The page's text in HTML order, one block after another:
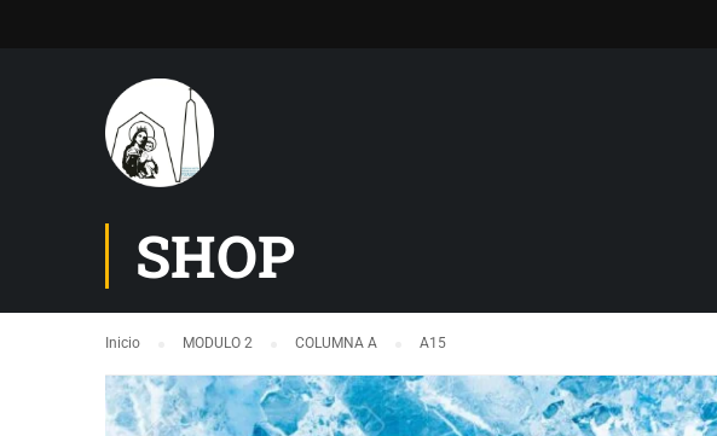
SHOP
Inicio MODULO 2 COLUMNA A A15